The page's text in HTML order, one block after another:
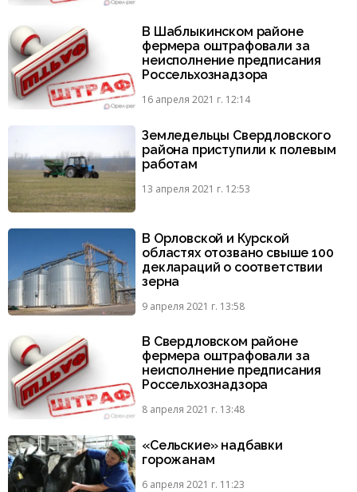
В Шаблыкинском районе
фермера оштрафовали за
неисполнение предписания
Россельхознадзора
16 апреля 2021 г. 12:14
Земледельцы Свердловского
района приступили к полевым
работам
13 апреля 2021 г. 12:53
В Орловской и Курской
областях отозвано свыше 100
деклараций о соответствии
зерна
9 апреля 2021 г. 13:58
В Свердловском районе
фермера оштрафовали за
неисполнение предписания
Россельхознадзора
8 апреля 2021 г. 13:48
«Сельские» надбавки
горожанам
6 апреля 2021 г. 11:23